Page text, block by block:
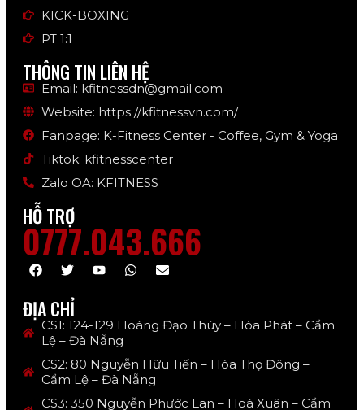
KICK-BOXING
PT 1:1
THÔNG TIN LIÊN HỆ
Email: kfitnessdn@gmail.com
Website: https://kfitnessvn.com/
Fanpage: K-Fitness Center - Coffee, Gym & Yoga
Tiktok: kfitnesscenter
Zalo OA: KFITNESS
HỖ TRỢ
0777.043.666
ĐỊA CHỈ
CS1: 124-129 Hoàng Đạo Thúy – Hòa Phát – Cẩm
Lệ – Đà Nẵng
CS2: 80 Nguyễn Hữu Tiến – Hòa Thọ Đông –
Cẩm Lệ – Đà Nẵng
CS3: 350 Nguyễn Phước Lan – Hoà Xuân – Cẩm